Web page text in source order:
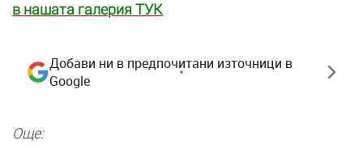
в нашата галерия ТУК
Добави ни в предпочитани източници в
Google
Още: